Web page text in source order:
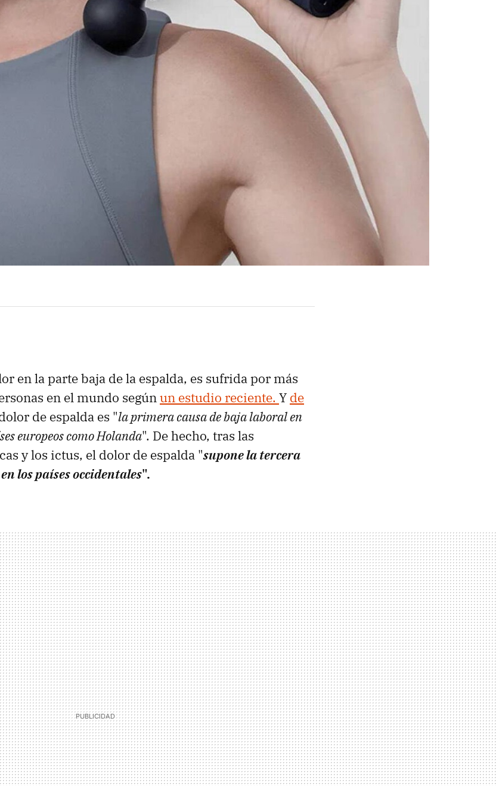
en la parte baja de la espalda, es sufrida por más
en el mundo segúnun estudio reciente. Y de
de espalda es "la primera causa de baja laboral en
europeos como Holanda". De hecho, tras las
y los ictus, el dolor de espalda "supone la tercera
los países occidentales".